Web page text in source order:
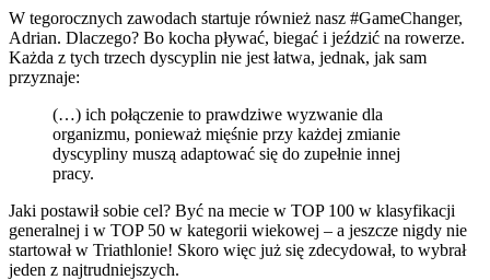
W tegorocznych zawodach startuje również nasz #GameChanger,
Adrian. Dlaczego? Bo kocha pływać, biegać i jeździć na rowerze.
Każda z tych trzech dyscyplin nie jest łatwa, jednak, jak sam
przyznaje:
(…) ich połączenie to prawdziwe wyzwanie dla
organizmu, ponieważ mięśnie przy każdej zmianie
dyscypliny muszą adaptować się do zupełnie innej
pracy.
Jaki postawił sobie cel? Być na mecie w TOP 100 w klasyfikacji
generalnej i w TOP 50 w kategorii wiekowej – a jeszcze nigdy nie
startował w Triathlonie! Skoro więc już się zdecydował, to wybrał
jeden z najtrudniejszych.